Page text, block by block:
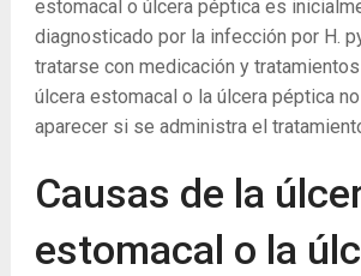
estomacal o úlcera péptica es
diagnosticado por la infección por H.
tratarse con medicación y
úlcera estomacal o la úlcera péptica
aparecer si se administra el
Causas de la
estomacal o la